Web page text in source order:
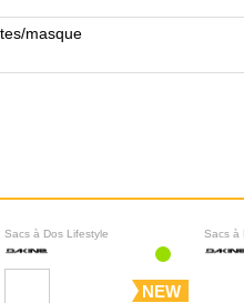
masque
Sacs à Dos Lifestyle
NEW
Sacs à